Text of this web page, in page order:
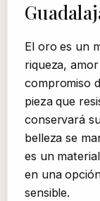
El oro es un
riqueza,
compromiso
pieza que
conservará
belleza se
es un
en una
sensible.